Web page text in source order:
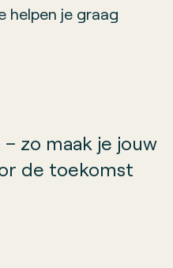
helpen je graag
zo maak je jouw
de toekomst